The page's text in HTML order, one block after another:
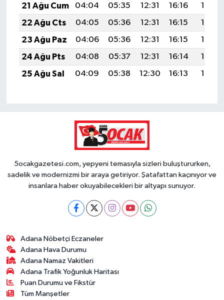
21 Ağu Cum 04:04 05:35 12:31 16:16
19:18
22 Ağu Cts
04:05 05:36 12:31 16:15
19:17
23 Ağu Paz
04:06 05:36 12:31 16:15
19:15
24 Ağu Pts
04:08 05:37 12:31 16:14
19:14
25 Ağu Sal
04:09 05:38 12:30 16:13 19:13
5ocakgazetesi.com, yepyeni temasıyla sizleri buluştururken,
sadelik ve modernizmi bir araya getiriyor. Şatafattan kaçınıyor ve
insanlara haber okuyabilecekleri bir altyapı sunuyor.
Adana Nöbetçi Eczaneler
Adana Hava Durumu
Adana Namaz Vakitleri
Adana Trafik Yoğunluk Haritası
Puan Durumu ve Fikstür
Tüm Manşetler